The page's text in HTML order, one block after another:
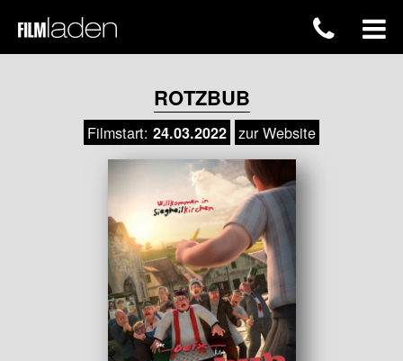
ROTZBUB
Filmstart: 24.03.2022 zur Website